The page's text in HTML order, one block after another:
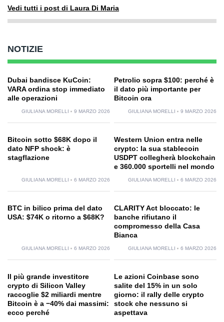
Vedi tutti i post di Laura Di Maria
NOTIZIE
Dubai bandisce KuCoin:
VARA ordina stop immediato
alle operazioni
GIULIANA MORELLI 9 MARZO 2026
Petrolio sopra $100: perché è
il dato più importante per
Bitcoin ora
GIULIANA MORELLI 9 MARZO 2026
Bitcoin sotto $68K dopo il
dato NFP shock: è
stagflazione
GIULIANA MORELLI 6 MARZO 2026
Western Union entra nelle
crypto: la sua stablecoin
USDPT collegherà blockchain
e 360.000 sportelli nel mondo
GIULIANA MORELLI 6 MARZO 2026
BTC in bilico prima del dato
USA: $74K o ritorno a $68K?
GIULIANA MORELLI 6 MARZO 2026
CLARITY Act bloccato: le
banche rifiutano il
compromesso della Casa
Bianca
GIULIANA MORELLI 6 MARZO 2026
Il più grande investitore
crypto di Silicon Valley
raccoglie $2 miliardi mentre
Bitcoin è a −40% dai massimi:
ecco perché
Le azioni Coinbase sono
salite del 15% in un solo
giorno: il rally delle crypto
stock che nessuno si
aspettava